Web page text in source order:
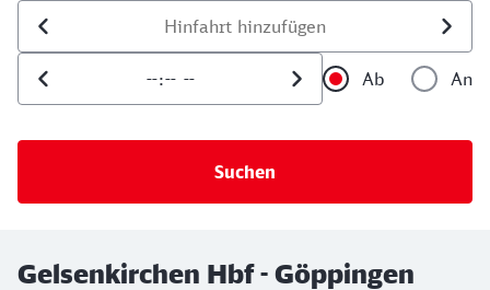
Datum der Hinfahrt
Uhrzeit der Hinfahrt
Ab
An
Gelsenkirchen Hbf - Göppingen